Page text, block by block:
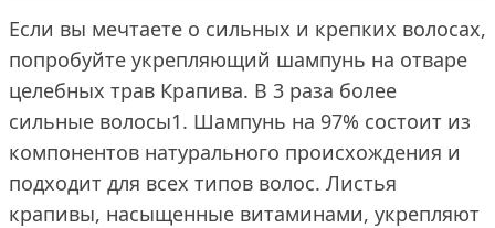
Если вы мечтаете о сильных и крепких волосах,
попробуйте укрепляющий шампунь на отваре
целебных трав Крапива. В 3 раза более
сильные волосы1. Шампунь на 97% состоит из
компонентов натурального происхождения и
подходит для всех типов волос. Листья
крапивы, насыщенные витаминами, укрепляют